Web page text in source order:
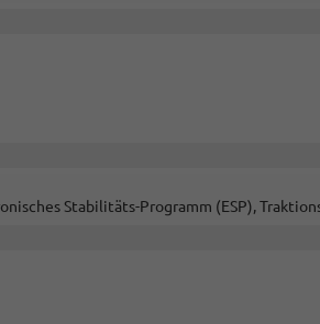
Stabilitäts-Programm (ESP),